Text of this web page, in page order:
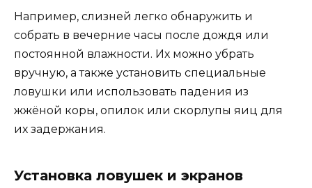
Например, слизней легко обнаружить и
собрать в вечерние часы после дождя или
постоянной влажности. Их можно убрать
вручную, а также установить специальные
ловушки или использовать падения из
жжёной коры, опилок или скорлупы яиц для
их задержания.
Установка ловушек и экранов